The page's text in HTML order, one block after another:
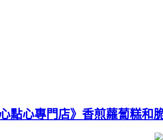
點心專門店》香煎蘿蔔糕和